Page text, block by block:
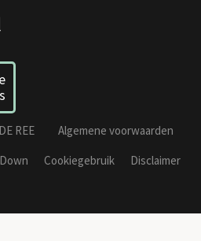
DE REE
Algemene voorwaarden
Cookiegebruik
Disclaimer